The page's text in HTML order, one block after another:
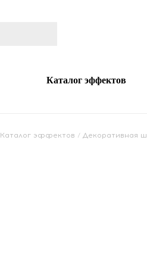
Каталог эффектов
Каталог эффектов / Декоративная